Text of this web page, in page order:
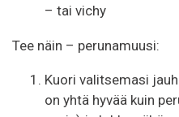
– tai vichy
Tee näin – perunamuusi:
Kuori valitsemasi
on yhtä hyvää kuin